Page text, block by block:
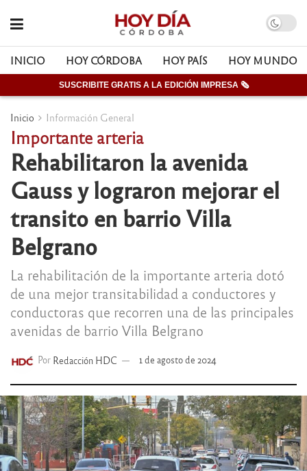
INICIO HOY CÓRDOBA HOY PAÍS HOY MUNDO
SUSCRIBITE GRATIS A LA EDICIÓN IMPRESA 🗞
Inicio Información General
Importante arteria
Rehabilitaron la avenida
Gauss y lograron mejorar el
transito en barrio Villa
Belgrano
La rehabilitación de la importante arteria dotó
de una mejor transitabilidad a conductores y
conductoras que recorren una de las principales
avenidas de barrio Villa Belgrano
Por Redacción HDC 1 de agosto de 2024